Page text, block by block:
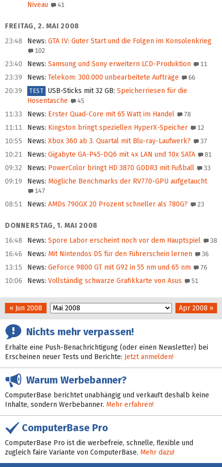
Niveau
41
FREITAG, 2. MAI 2008
23:48
News: GTA IV: Guter Start und die Folgen im Konsolenkrieg
102
23:40 News: Samsung und Sony erweitern LCD-Produktion 11
23:39 News: Telekom: 300.000 unbearbeitete Aufträge 66
20:39 TEST USB-Sticks mit 32 GB: Speicherriesen für die
Hosentasche
45
11:33 News: Erster Quad-Core mit 65 Watt im Handel 78
11:11 News: Kingston bringt speziellen HyperX-Speicher 12
10:55 News: Xbox 360 ab 3. Quartal mit Blu-ray-Laufwerk? 37
10:21 News: Gigabyte GA-P45-DQ6 mit 4x LAN und 10x SATA 81
09:32 News: PowerColor bringt HD 3870 GDDR3 mit Fußball 33
09:19 News: Mögliche Benchmarks der RV770-GPU aufgetaucht
147
08:51 News: AMDs 790GX 20 Prozent schneller als 780G? 23
DONNERSTAG, 1. MAI 2008
16:48
News: Spore Labor erscheint noch vor dem Hauptspiel 38
16:46 News: Mit Nintendos DS für den Führerschein lernen 36
13:15 News: GeForce 9800 GT mit G92 in 55 nm und 65 nm 76
10:06 News: Vollständig schwarze Grafikkarte von Asus 51
« Jun 2008 Apr 2008 »
Nichts mehr verpassen!
Erhalte eine Push-Benachrichtigung (oder einen Newsletter) bei
Erscheinen neuer Tests und Berichte: Jetzt anmelden!
Warum Werbebanner?
ComputerBase berichtet unabhängig und verkauft deshalb keine
Inhalte, sondern Werbebanner. Mehr erfahren!
ComputerBase Pro
ComputerBase Pro ist die werbefreie, schnelle, flexible und
zugleich faire Variante von ComputerBase. Mehr dazu!